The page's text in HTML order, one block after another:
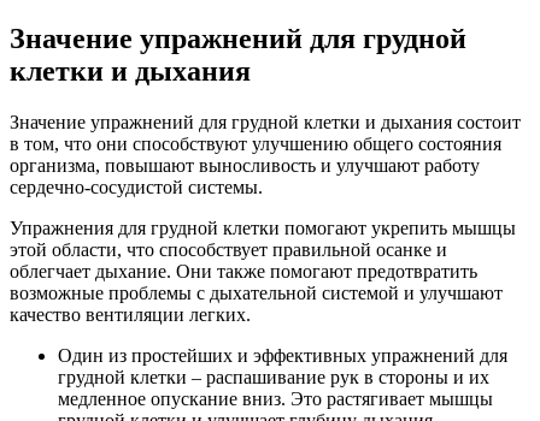
Значение упражнений для грудной
клетки и дыхания
Значение упражнений для грудной клетки и дыхания состоит
в том, что они способствуют улучшению общего состояния
организма, повышают выносливость и улучшают работу
сердечно-сосудистой системы.
Упражнения для грудной клетки помогают укрепить мышцы
этой области, что способствует правильной осанке и
облегчает дыхание. Они также помогают предотвратить
возможные проблемы с дыхательной системой и улучшают
качество вентиляции легких.
Один из простейших и эффективных упражнений для
грудной клетки – распашивание рук в стороны и их
медленное опускание вниз. Это растягивает мышцы